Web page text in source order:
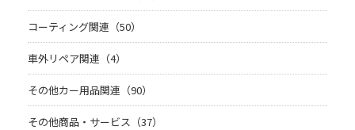
コーティング関連（50）
車外リペア関連（4）
その他カー用品関連（90）
その他商品・サービス（37）